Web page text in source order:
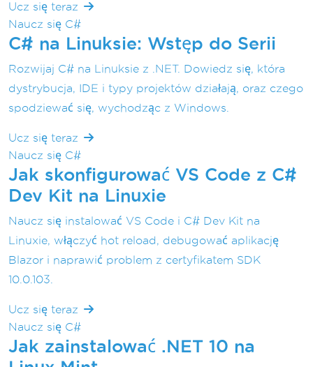
Ucz się teraz
Naucz się C#
C# na Linuksie: Wstęp do Serii
Rozwijaj C# na Linuksie z .NET. Dowiedz się, która
dystrybucja, IDE i typy projektów działają, oraz czego
spodziewać się, wychodząc z Windows.
Ucz się teraz
Naucz się C#
Jak skonfigurować VS Code z C#
Dev Kit na Linuxie
Naucz się instalować VS Code i C# Dev Kit na
Linuxie, włączyć hot reload, debugować aplikację
Blazor i naprawić problem z certyfikatem SDK
10.0.103.
Ucz się teraz
Naucz się C#
Jak zainstalować .NET 10 na